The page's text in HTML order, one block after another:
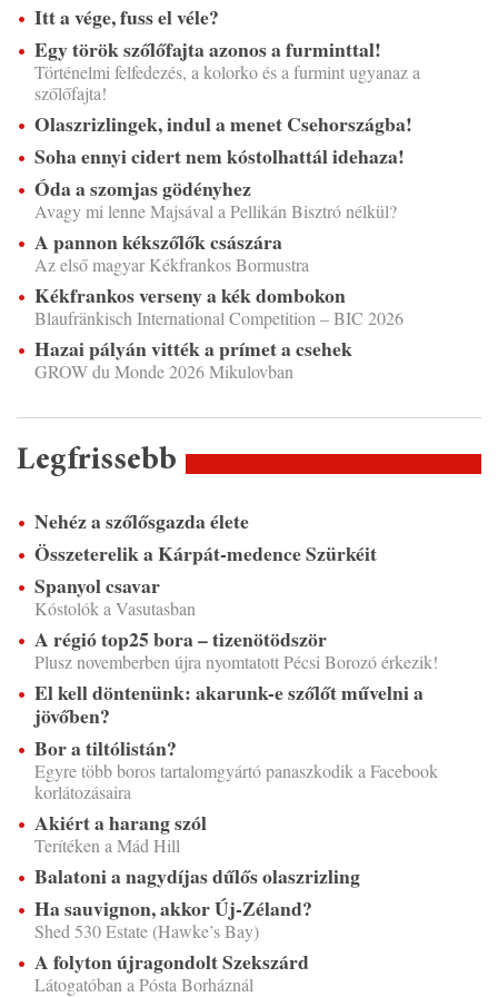
Itt a vége, fuss el véle?
Egy török szőlőfajta azonos a furminttal!
Történelmi felfedezés, a kolorko és a furmint ugyanaz a
szőlőfajta!
Olaszrizlingek, indul a menet Csehországba!
Soha ennyi cidert nem kóstolhattál idehaza!
Óda a szomjas gödényhez
Avagy mi lenne Majsával a Pellikán Bisztró nélkül?
A pannon kékszőlők császára
Az első magyar Kékfrankos Bormustra
Kékfrankos verseny a kék dombokon
Blaufränkisch International Competition – BIC 2026
Hazai pályán vitték a prímet a csehek
GROW du Monde 2026 Mikulovban
Legfrissebb
Nehéz a szőlősgazda élete
Összeterelik a Kárpát-medence Szürkéit
Spanyol csavar
Kóstolók a Vasutasban
A régió top25 bora – tizenötödször
Plusz novemberben újra nyomtatott Pécsi Borozó érkezik!
El kell döntenünk: akarunk-e szőlőt művelni a
jövőben?
Bor a tiltólistán?
Egyre több boros tartalomgyártó panaszkodik a Facebook
korlátozásaira
Akiért a harang szól
Terítéken a Mád Hill
Balatoni a nagydíjas dűlős olaszrizling
Ha sauvignon, akkor Új-Zéland?
Shed 530 Estate (Hawke’s Bay)
A folyton újragondolt Szekszárd
Látogatóban a Pósta Borháznál